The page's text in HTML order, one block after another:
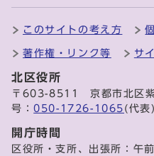
このサイトの考え方
著作権・リンク等 サ
北区役所
〒603-8511 京都市北区
号：050-1726-1065 (代表)
開庁時間
区役所・支所、出張所：